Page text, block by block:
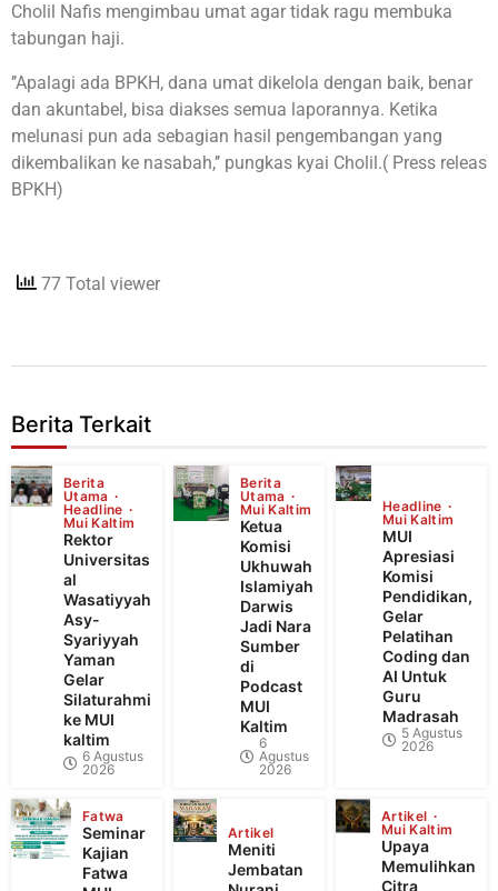
Cholil Nafis mengimbau umat agar tidak ragu membuka
tabungan haji.
’’Apalagi ada BPKH, dana umat dikelola dengan baik, benar
dan akuntabel, bisa diakses semua laporannya. Ketika
melunasi pun ada sebagian hasil pengembangan yang
dikembalikan ke nasabah,’’ pungkas kyai Cholil.( Press releas
BPKH)
77 Total viewer
Berita Terkait
Berita
Utama
Headline
Mui Kaltim
Rektor
Universitas
al
Wasatiyyah
Asy-
Syariyyah
Yaman
Gelar
Silaturahmi
ke MUI
kaltim
6 Agustus
2026
Berita
Utama
Mui Kaltim
Ketua
Komisi
Ukhuwah
Islamiyah
Darwis
Jadi Nara
Sumber
di
Podcast
MUI
Kaltim
6
Agustus
2026
Headline
Mui Kaltim
MUI
Apresiasi
Komisi
Pendidikan,
Gelar
Pelatihan
Coding dan
AI Untuk
Guru
Madrasah
5 Agustus
2026
Fatwa
Seminar
Kajian
Fatwa
Artikel
Meniti
Jembatan
Artikel
Mui Kaltim
Upaya
Memulihkan
Citra